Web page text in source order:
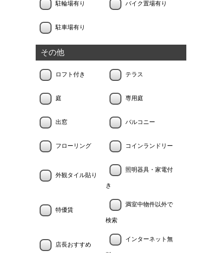
駐輪場有り バイク置場有り
駐車場有り
その他
ロフト付き テラス
庭 専用庭
出窓 バルコニー
フローリング コインランドリー
外観タイル貼り
照明器具・家電付
き
特優賃
満室中物件以外で
検索
店長おすすめ
インターネット無